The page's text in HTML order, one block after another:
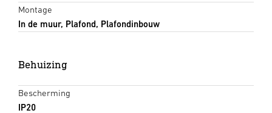
Montage
In de muur, Plafond, Plafondinbouw
Behuizing
Bescherming
IP20